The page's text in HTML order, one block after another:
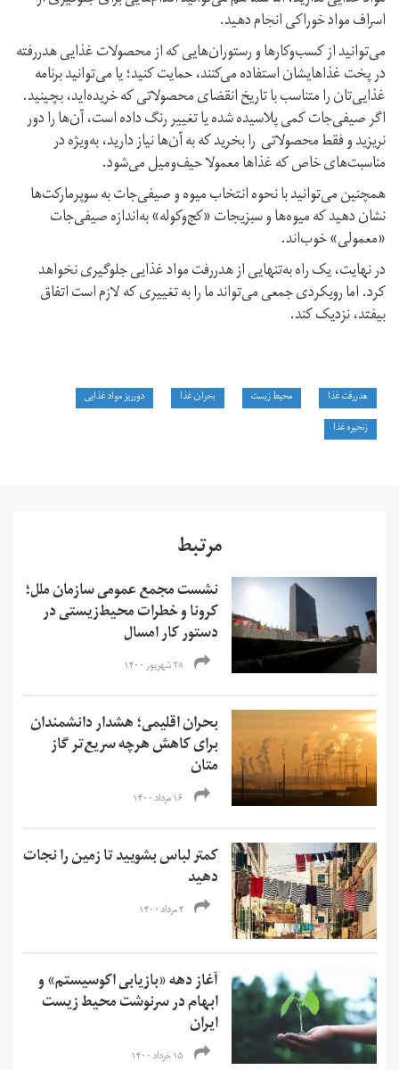
اسراف مواد خوراکی انجام دهید.
می‌توانید از کسب‌وکارها و رستوران‌هایی که از محصولات غذایی هدررفته
در پخت غذاهایشان استفاده می‌کنند، حمایت کنید؛ یا می‌توانید برنامه
غذایی‌تان را متناسب با تاریخ انقضای محصولاتی که خریده‌اید، بچینید.
اگر صیفی‌جات کمی پلاسیده شده یا تغییر رنگ داده است، آن‌ها را دور
نریزید و فقط محصولاتی را بخرید که به آن‌ها نیاز دارید، به‌ویژه در
مناسبت‌های خاص که غذاها معمولا حیف‌و‌میل می‌شود.
همچنین می‌توانید با نحوه انتخاب میوه و صیفی‌جات به سوپرمارکت‌ها
نشان دهید که میوه‌ها و سبزیجات «کج‌وکوله» به‌اندازه صیفی‌جات
«معمولی» خوب‌اند.
در نهایت، یک راه به‌تنهایی از هدررفت مواد غذایی جلوگیری نخواهد
کرد. اما رویکردی جمعی می‌تواند ما را به تغییری که لازم است اتفاق
بیفتد، نزدیک کند.
هدررفت غذا محیط زیست بحران غذا
دورریز مواد غذایی
زنجیره غذا
مرتبط
نشست مجمع عمومی سازمان ملل؛
کرونا و خطرات محیط‌زیستی در
دستور کار امسال
۲۸ شهریور ۱۴۰۰
بحران اقلیمی؛ هشدار دانشمندان
برای کاهش هرچه سریع‌تر گاز
متان
۱۶ مرداد ۱۴۰۰
کمتر لباس بشویید تا زمین را نجات
دهید
۴ مرداد ۱۴۰۰
آغاز دهه‌ «بازیابی اکوسیستم» و
ابهام در سرنوشت محیط زیست
ایران
۱۵ خرداد ۱۴۰۰